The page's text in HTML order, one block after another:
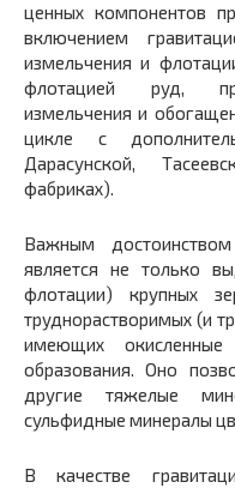
ценных компонентов
включением
измельчения и
флотацией руд,
измельчения и
цикле с
Дарасунской,
фабриках).
Важным
является не только
флотации) крупных
труднорастворимых (и
имеющих
образования. Оно
другие тяжелые
сульфидные минералы
В качестве